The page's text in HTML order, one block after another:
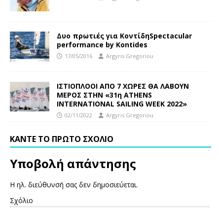
Δυο πρωτιές για ΚοντίδηSpectacular
performance by Kontides
17/05/2016 Argyris Gregoriou
ΙΣΤΙΟΠΛΟΟΙ ΑΠΟ 7 ΧΩΡΕΣ ΘΑ ΛΑΒΟΥΝ
ΜΕΡΟΣ ΣΤΗΝ «31η ATHENS
INTERNATIONAL SAILING WEEK 2022»
02/11/2022 Argyris Gregoriou
ΚΆΝΤΕ ΤΟ ΠΡΏΤΟ ΣΧΌΛΙΟ
Υποβολή απάντησης
Η ηλ. διεύθυνσή σας δεν δημοσιεύεται.
Σχόλιο